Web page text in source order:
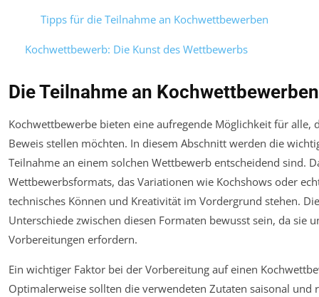
Tipps für die Teilnahme an Kochwettbewerben
Kochwettbewerb: Die Kunst des Wettbewerbs
Die Teilnahme an Kochwettbewerben
Kochwettbewerbe bieten eine aufregende Möglichkeit für alle,
Beweis stellen möchten. In diesem Abschnitt werden die
Teilnahme an einem solchen Wettbewerb entscheidend sind.
Wettbewerbsformats, das Variationen wie Kochshows oder
technisches Können und Kreativität im Vordergrund stehen.
Unterschiede zwischen diesen Formaten bewusst sein, da sie
Vorbereitungen erfordern.
Ein wichtiger Faktor bei der Vorbereitung auf einen
Optimalerweise sollten die verwendeten Zutaten saisonal und